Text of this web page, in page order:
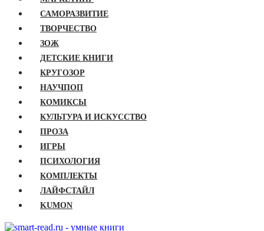
САМОРАЗВИТИЕ
ТВОРЧЕСТВО
ЗОЖ
ДЕТСКИЕ КНИГИ
КРУГОЗОР
НАУЧПОП
КОМИКСЫ
КУЛЬТУРА И ИСКУССТВО
ПРОЗА
ИГРЫ
ПСИХОЛОГИЯ
КОМПЛЕКТЫ
ЛАЙФСТАЙЛ
KUMON